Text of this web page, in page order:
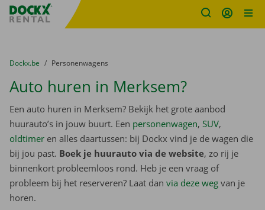
Fratello DEMO
U bevindt zich hier:
van
Dockx.be naar
Personenwagens
Auto huren in Merksem?
Een auto huren in Merksem? Bekijk het grote aanbod
huurauto’s in jouw buurt. Een personenwagen, SUV,
oldtimer en alles daartussen: bij Dockx vind je de wagen die
bij jou past. Boek je huurauto via de website, zo rij je
binnenkort probleemloos rond. Heb je een vraag of
probleem bij het reserveren? Laat dan via deze weg van je
horen.